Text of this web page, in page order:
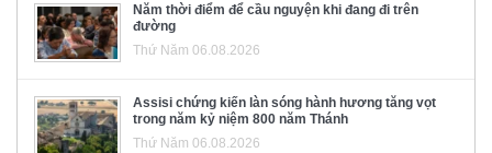
Năm thời điểm để cầu nguyện khi đang đi trên
đường
Thứ Năm 06.08.2026
Assisi chứng kiến làn sóng hành hương tăng vọt
trong năm kỷ niệm 800 năm Thánh
Thứ Năm 06.08.2026